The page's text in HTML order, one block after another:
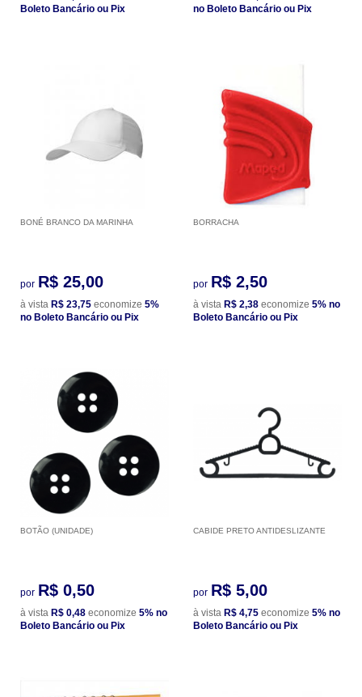
Boleto Bancário ou Pix
no Boleto Bancário ou Pix
BONÉ BRANCO DA MARINHA
por R$ 25,00
à vista R$ 23,75 economize 5%
no Boleto Bancário ou Pix
BORRACHA
por R$ 2,50
à vista R$ 2,38 economize 5% no
Boleto Bancário ou Pix
BOTÃO (UNIDADE)
por R$ 0,50
à vista R$ 0,48 economize 5% no
Boleto Bancário ou Pix
CABIDE PRETO ANTIDESLIZANTE
por R$ 5,00
à vista R$ 4,75 economize 5% no
Boleto Bancário ou Pix